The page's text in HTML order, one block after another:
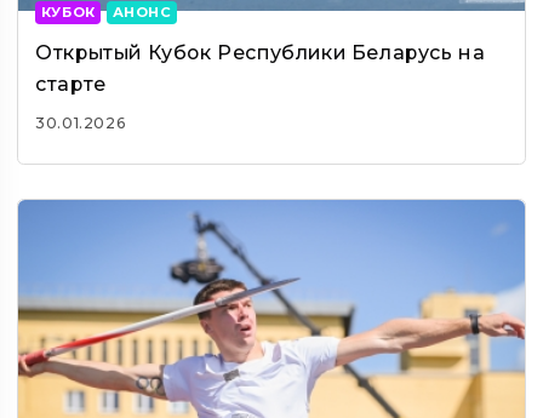
КУБОК АНОНС
Открытый Кубок Республики Беларусь на
старте
30.01.2026